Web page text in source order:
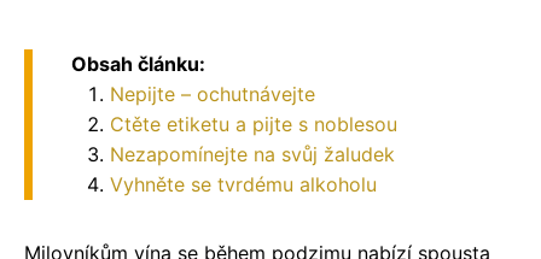
Obsah článku:
Nepijte – ochutnávejte
Ctěte etiketu a pijte s noblesou
Nezapomínejte na svůj žaludek
Vyhněte se tvrdému alkoholu
Milovníkům vína se během podzimu nabízí spousta